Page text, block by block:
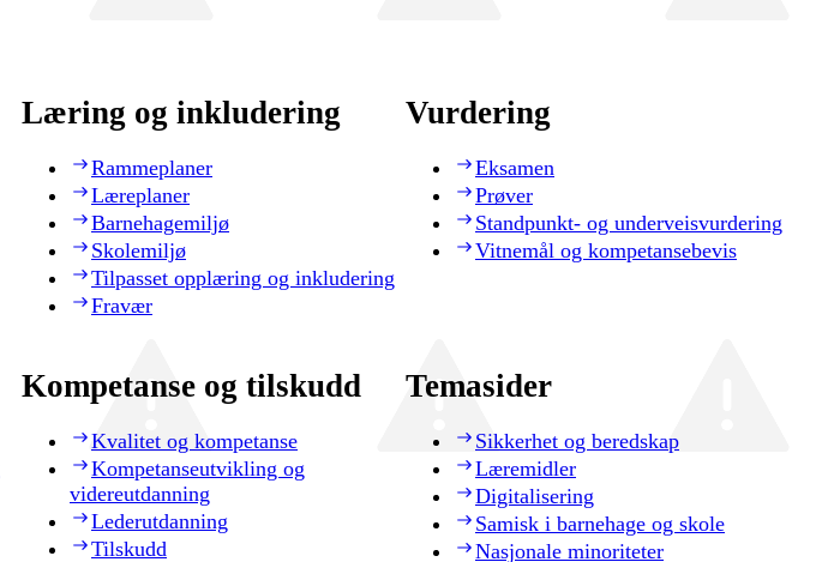
Læring og inkludering
Rammeplaner
Læreplaner
Barnehagemiljø
Skolemiljø
Tilpasset opplæring og inkludering
Fravær
Vurdering
Eksamen
Prøver
Standpunkt- og underveisvurdering
Vitnemål og kompetansebevis
Kompetanse og tilskudd
Kvalitet og kompetanse
Kompetanseutvikling og
videreutdanning
Lederutdanning
Tilskudd
Temasider
Sikkerhet og beredskap
Læremidler
Digitalisering
Samisk i barnehage og skole
Nasjonale minoriteter